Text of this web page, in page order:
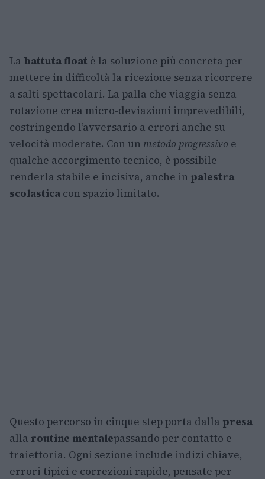
La battuta float è la soluzione più concreta per
mettere in difficoltà la ricezione senza ricorrere
a salti spettacolari. La palla che viaggia senza
rotazione crea micro-deviazioni imprevedibili,
costringendo l’avversario a errori anche su
velocità moderate. Con un metodo progressivo e
qualche accorgimento tecnico, è possibile
renderla stabile e incisiva, anche in palestra
scolastica con spazio limitato.
Questo percorso in cinque step porta dalla presa
alla routine mentalepassando per contatto e
traiettoria. Ogni sezione include indizi chiave,
errori tipici e correzioni rapide, pensate per